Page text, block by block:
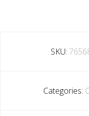
SKU:
Categories: